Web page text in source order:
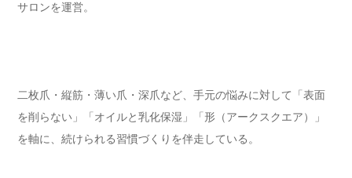
サロンを運営。
二枚爪・縦筋・薄い爪・深爪など、手元の悩みに対して「表面
を削らない」「オイルと乳化保湿」「形（アークスクエア）」
を軸に、続けられる習慣づくりを伴走している。